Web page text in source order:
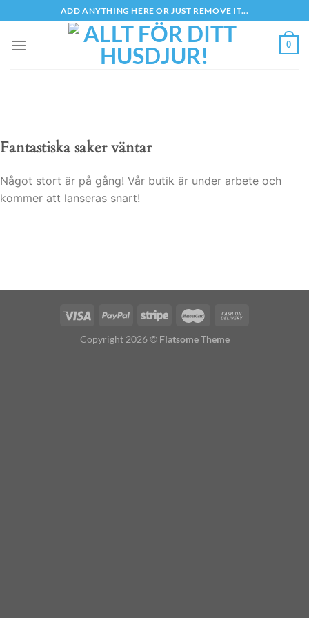
to
content
ADD ANYTHING HERE OR JUST REMOVE IT...
0
Fantastiska saker väntar
Något stort är på gång! Vår butik är under arbete och
kommer att lanseras snart!
Copyright 2026 © Flatsome Theme